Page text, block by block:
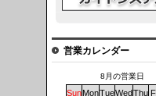
営業カレンダー
8月の営業日
SunMonTueWedThu